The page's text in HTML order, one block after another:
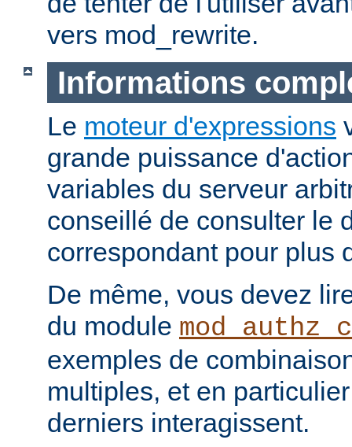
vers mod_rewrite.
Informations
Le moteur d'expressions
grande puissance
variables du serveur
conseillé de consulter le
correspondant pour plus
De même, vous devez
du module
exemples de
multiples, et en
derniers interagissent.